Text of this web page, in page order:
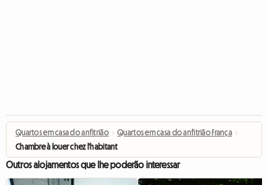
Quartos em casa do anfitrião › Quartos em casa do anfitrião França ›
Chambre à louer chez l'habitant
Outros alojamentos que lhe poderão interessar